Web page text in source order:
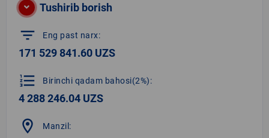
Tushirib borish
filter_list Eng past narx:
171 529 841.60 UZS
format_list_numbered Birinchi qadam bahosi(2%):
4 288 246.04 UZS
location_on Manzil: